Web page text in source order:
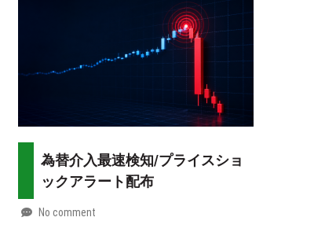
為替介入最速検知/プライスショ
ックアラート配布
by
No comment